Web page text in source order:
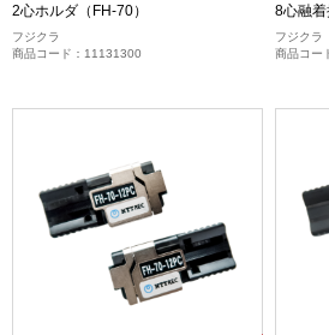
2心ホルダ（FH-70）
フジクラ
商品コード：11131300
8心融着
フジクラ
商品コー